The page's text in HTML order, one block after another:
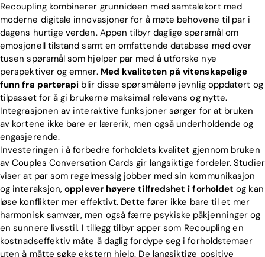
Recoupling kombinerer grunnideen med samtalekort med
moderne digitale innovasjoner for å møte behovene til par i
dagens hurtige verden. Appen tilbyr daglige spørsmål om
emosjonell tilstand samt en omfattende database med over
tusen spørsmål som hjelper par med å utforske nye
perspektiver og emner. Med kvaliteten på vitenskapelige
funn fra parterapi blir disse spørsmålene jevnlig oppdatert og
tilpasset for å gi brukerne maksimal relevans og nytte.
Integrasjonen av interaktive funksjoner sørger for at bruken
av kortene ikke bare er lærerik, men også underholdende og
engasjerende.
Investeringen i å forbedre forholdets kvalitet gjennom bruken
av Couples Conversation Cards gir langsiktige fordeler. Studier
viser at par som regelmessig jobber med sin kommunikasjon
og interaksjon,opplever høyere tilfredshet i forholdet og kan
løse konflikter mer effektivt. Dette fører ikke bare til et mer
harmonisk samvær, men også færre psykiske påkjenninger og
en sunnere livsstil. I tillegg tilbyr apper som Recoupling en
kostnadseffektiv måte å daglig fordype seg i forholdstemaer
uten å måtte søke ekstern hjelp. De langsiktige positive